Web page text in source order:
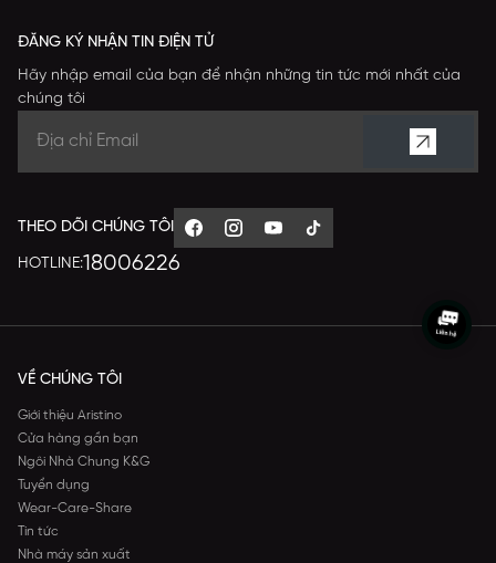
ĐĂNG KÝ NHẬN TIN ĐIỆN TỬ
Hãy nhập email của bạn để nhận những tin tức mới nhất của
chúng tôi
THEO DÕI CHÚNG TÔI
HOTLINE:18006226
VỀ CHÚNG TÔI
Giới thiệu Aristino
Cửa hàng gần bạn
Ngôi Nhà Chung K&G
Tuyển dụng
Wear-Care-Share
Tin tức
Nhà máy sản xuất